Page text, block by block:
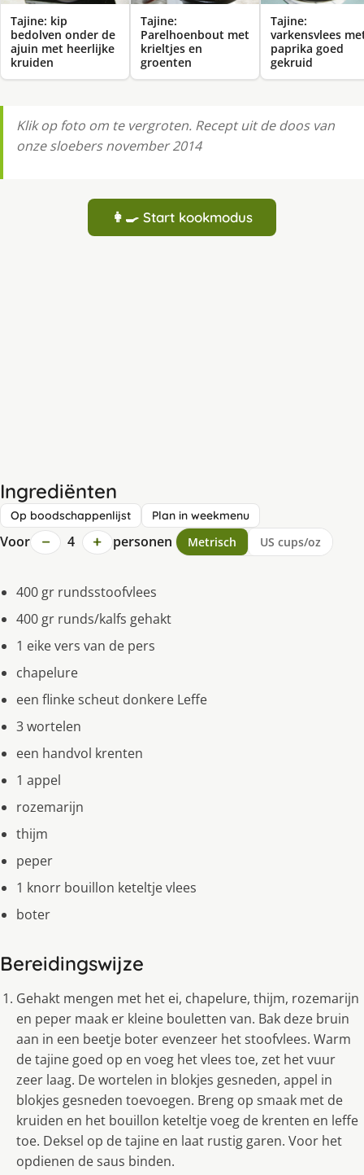
Tajine: kip
bedolven onder de
ajuin met heerlijke
kruiden
Tajine:
Parelhoenbout met
krieltjes en
groenten
Tajine:
varkensvlees
paprika goed
gekruid
Klik op foto om te vergroten. Recept uit de doos van
onze sloebers november 2014
👩‍🍳 Start kookmodus
Ingrediënten
Op boodschappenlijst Plan in weekmenu
Voor − 4 + personen Metrisch US cups/oz
400 gr rundsstoofvlees
400 gr runds/kalfs gehakt
1 eike vers van de pers
chapelure
een flinke scheut donkere Leffe
3 wortelen
een handvol krenten
1 appel
rozemarijn
thijm
peper
1 knorr bouillon keteltje vlees
boter
Bereidingswijze
Gehakt mengen met het ei, chapelure, thijm, rozemarijn
en peper maak er kleine bouletten van. Bak deze bruin
aan in een beetje boter evenzeer het stoofvlees. Warm
de tajine goed op en voeg het vlees toe, zet het vuur
zeer laag. De wortelen in blokjes gesneden, appel in
blokjes gesneden toevoegen. Breng op smaak met de
kruiden en het bouillon keteltje voeg de krenten en leffe
toe. Deksel op de tajine en laat rustig garen. Voor het
opdienen de saus binden.